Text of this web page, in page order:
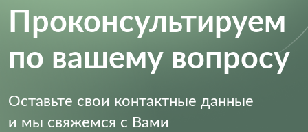
Проконсультируем
по вашему вопросу
Оставьте свои контактные данные
и мы свяжемся с Вами